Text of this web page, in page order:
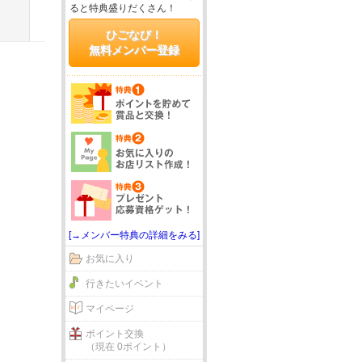
ると特典盛りだくさん！
ひごなび！
無料メンバー登録
[→メンバー特典の詳細をみる]
お気に入り
行きたいイベント
マイページ
ポイント交換
（現在 0ポイント）